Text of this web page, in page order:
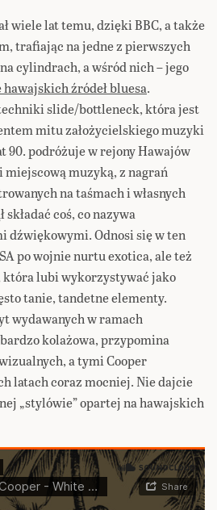
wiele lat temu, dzięki BBC, a także
trafiając na jedne z pierwszych
cylindrach, a wśród nich – jego
źródeł bluesa.
slide/bottleneck, która jest
mitu założycielskiego muzyki
90. podróżuje w rejony Hawajów
muzyką, z nagrań
na taśmach i własnych
coś, co nazywa
dźwiękowymi. Odnosi się w ten
po wojnie nurtu exotica, ale też
która lubi wykorzystywać jako
tanie, tandetne elementy.
wydawanych w ramach
kolażowa, przypomina
a tymi Cooper
latach coraz mocniej. Nie dajcie
„stylówie” opartej na hawajskich